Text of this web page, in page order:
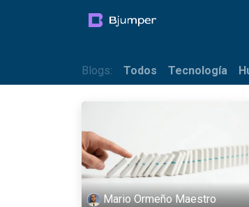
Blogs: Todos Tecnología
Mario Ormeño Maestro